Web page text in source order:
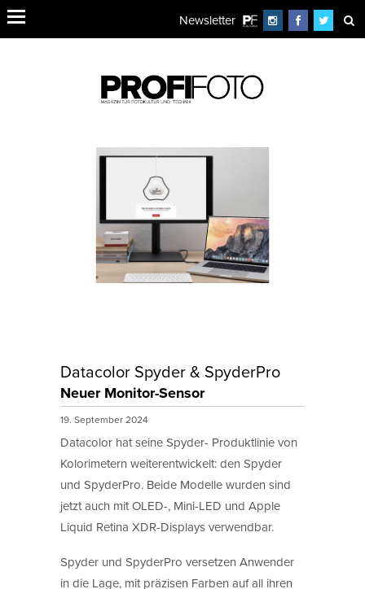
Newsletter
Datacolor Spyder & SpyderPro
Neuer Monitor-Sensor
19. September 2024
Datacolor hat seine Spyder- Produktlinie von
Kolorimetern weiterentwickelt: den Spyder
und SpyderPro. Beide Modelle wurden sind
jetzt auch mit OLED-, Mini-LED und Apple
Liquid Retina XDR-Displays verwendbar.
Spyder und SpyderPro versetzen Anwender
in die Lage, mit präzisen Farben auf all ihren